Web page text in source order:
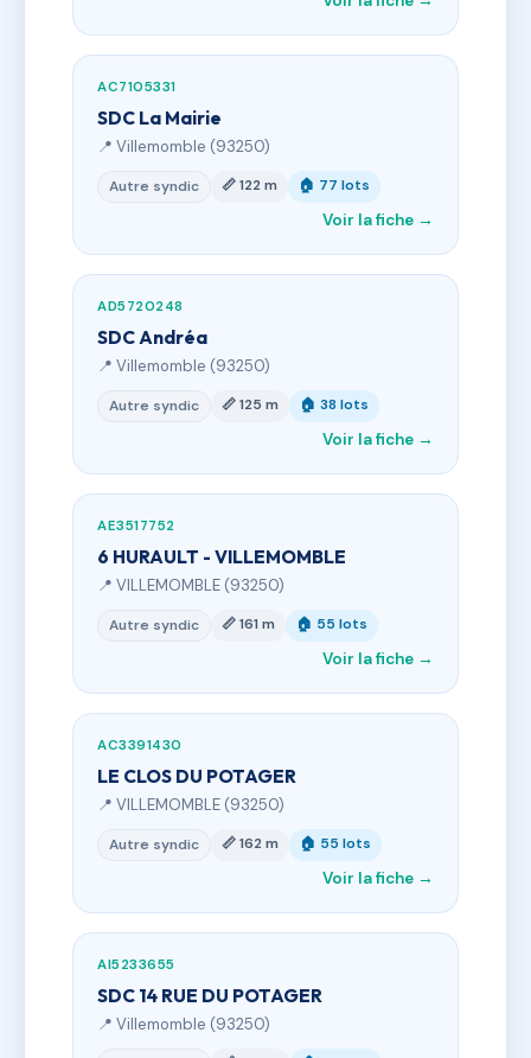
AC7105331
SDC La Mairie
📍 Villemomble (93250)
Autre syndic 📏 122 m 🏠 77 lots
Voir la fiche →
AD5720248
SDC Andréa
📍 Villemomble (93250)
Autre syndic 📏 125 m 🏠 38 lots
Voir la fiche →
AE3517752
6 HURAULT - VILLEMOMBLE
📍 VILLEMOMBLE (93250)
Autre syndic 📏 161 m 🏠 55 lots
Voir la fiche →
AC3391430
LE CLOS DU POTAGER
📍 VILLEMOMBLE (93250)
Autre syndic 📏 162 m 🏠 55 lots
Voir la fiche →
AI5233655
SDC 14 RUE DU POTAGER
📍 Villemomble (93250)